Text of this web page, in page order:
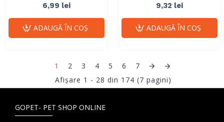
6,99 lei
ADAUGĂ ÎN COŞ
9,32 lei
ADAUGĂ ÎN COŞ
1 2 3 4 5 6
7
Afişare 1 - 28 din 174 (7 pagini)
GOPET- PET SHOP ONLINE